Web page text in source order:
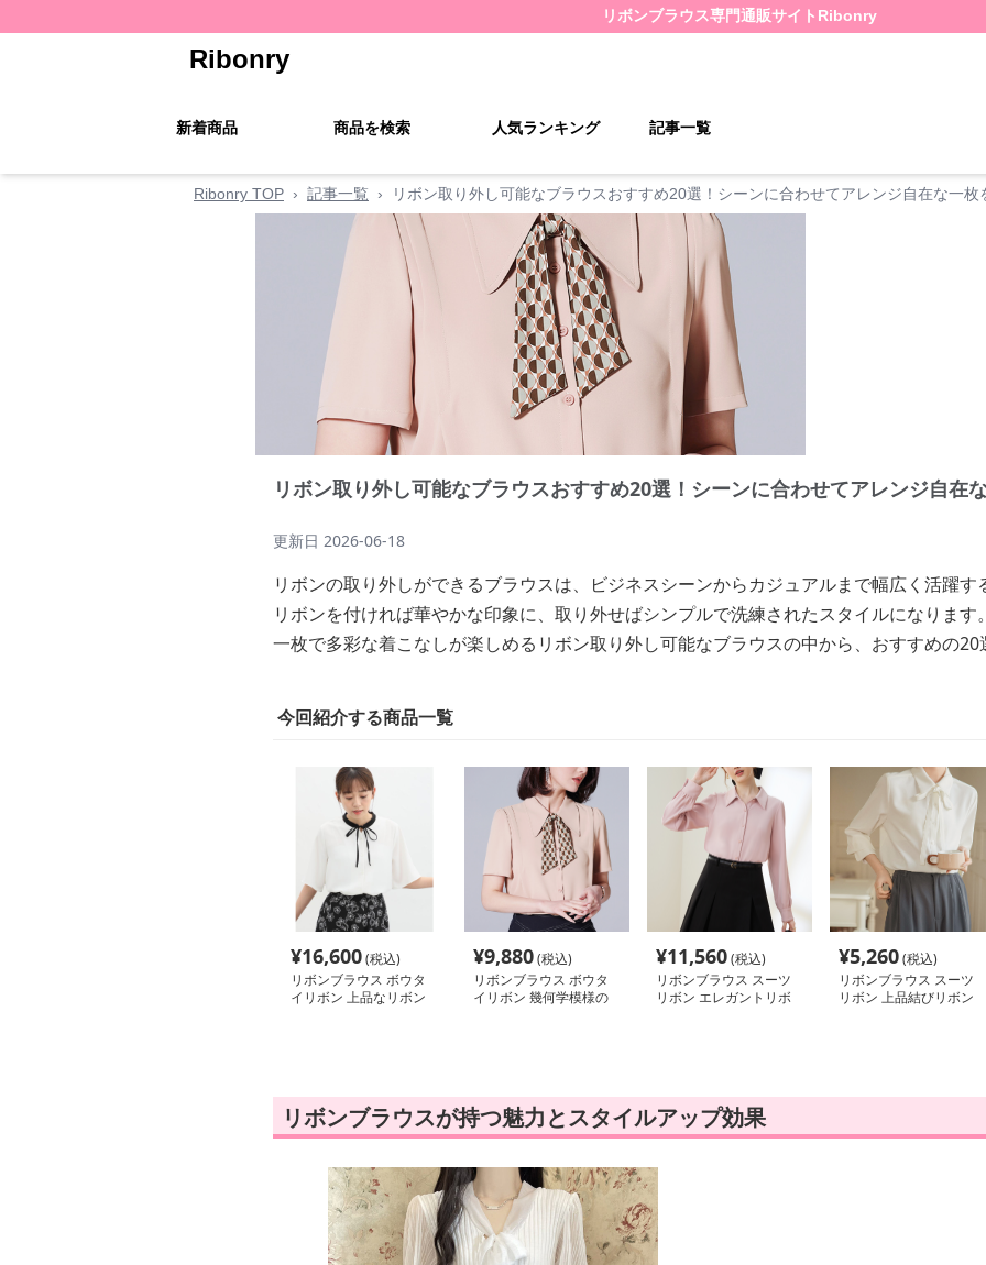
リボンブラウス専門通販サイト Ribonry
Ribonry
新着商品 商品を検索 人気ランキング 記事一覧
Ribonry TOP › 記事一覧 › リボン取り外し可能なブラウスおすすめ20選！シーンに合わせてアレンジ自在な一枚
リボン取り外し可能なブラウスおすすめ20選！シーンに合わせてアレンジ自在
更新日 2026-06-18
リボンの取り外しができるブラウスは、ビジネスシーンからカジュアルまで幅広く活躍す
リボンを付ければ華やかな印象に、取り外せばシンプルで洗練されたスタイルになります。
一枚で多彩な着こなしが楽しめるリボン取り外し可能なブラウスの中から、おすすめの20
今回紹介する商品一覧
¥16,600(税込)
リボンブラウス ボウタ
イリボン 上品なリボン
¥9,880(税込)
リボンブラウス ボウタ
イリボン 幾何学模様の
¥11,560(税込)
リボンブラウス スーツ
リボン エレガントリボ
¥5,260(税込)
リボンブラウス スーツ
リボン 上品結びリボン
リボンブラウスが持つ魅力とスタイルアップ効果